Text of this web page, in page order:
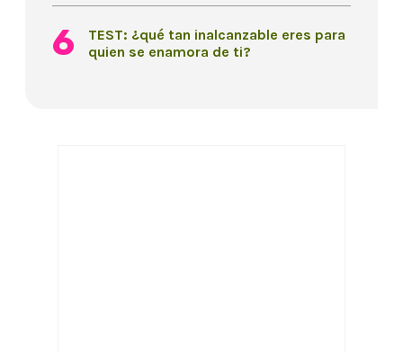
TEST: ¿qué tan inalcanzable eres para
quien se enamora de ti?